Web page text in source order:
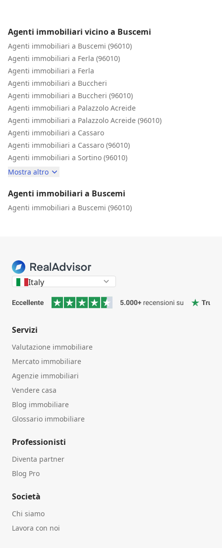
Agenti immobiliari vicino a Buscemi
Agenti immobiliari a Buscemi (96010)
Agenti immobiliari a Ferla (96010)
Agenti immobiliari a Ferla
Agenti immobiliari a Buccheri
Agenti immobiliari a Buccheri (96010)
Agenti immobiliari a Palazzolo Acreide
Agenti immobiliari a Palazzolo Acreide (96010)
Agenti immobiliari a Cassaro
Agenti immobiliari a Cassaro (96010)
Agenti immobiliari a Sortino (96010)
Mostra altro
Agenti immobiliari a Buscemi
Agenti immobiliari a Buscemi (96010)
Italy
Servizi
Valutazione immobiliare
Mercato immobiliare
Agenzie immobiliari
Vendere casa
Blog immobiliare
Glossario immobiliare
Professionisti
Diventa partner
Blog Pro
Società
Chi siamo
Lavora con noi